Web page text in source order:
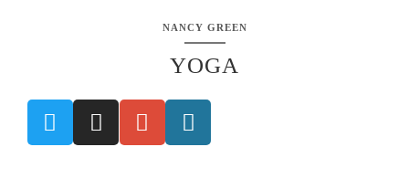
NANCY GREEN
YOGA